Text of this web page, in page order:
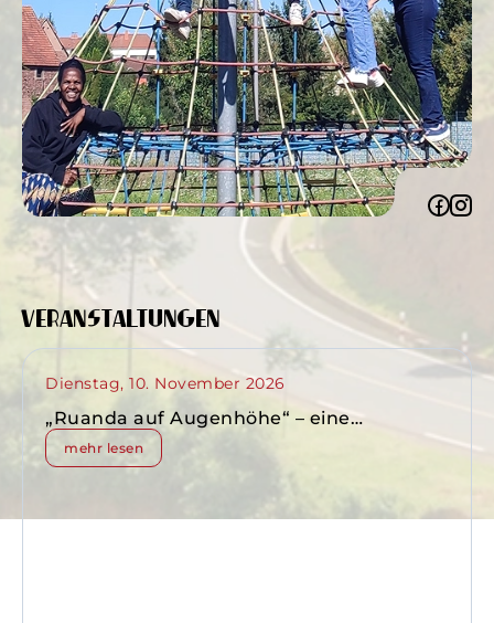
Veranstaltungen
Dienstag, 10. November 2026
„Ruanda auf Augenhöhe“ – eine
entwicklungspolitische Studienreise
10.-22.11.2026
mehr lesen